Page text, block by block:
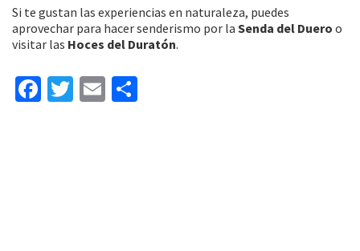
Si te gustan las experiencias en naturaleza, puedes
aprovechar para hacer senderismo por la Senda del Duero o
visitar las Hoces del Duratón.
Fa T
E